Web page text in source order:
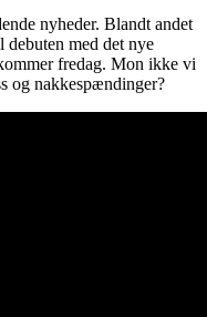
nyheder. Blandt andet
med det nye
fredag. Mon ikke vi
og nakkespændinger?